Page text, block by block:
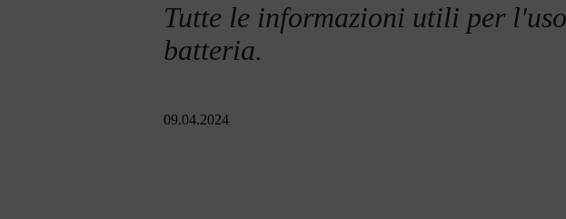
Tutte le informazioni utili per
batteria.
09.04.2024